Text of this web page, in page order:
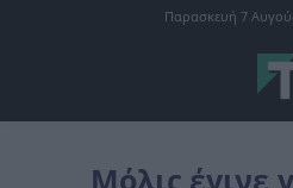
Παρασκευή 7
Μόλις έγινε